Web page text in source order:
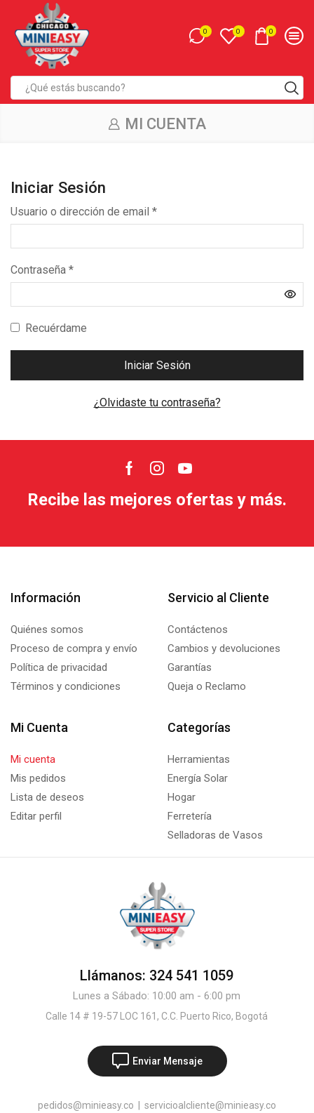
0 0 0
búsqueda
MI CUENTA
Iniciar Sesión
Usuario o dirección de email *Requerido
Contraseña *Requerido
Recuérdame
Iniciar Sesión
¿Olvidaste tu contraseña?
Facebook
Instagram
Youtube
Recibe las mejores ofertas y más.
Información
Quiénes somos
Proceso de compra y envío
Política de privacidad
Términos y condiciones
Servicio al Cliente
Contáctenos
Cambios y devoluciones
Garantías
Queja o Reclamo
Mi Cuenta
Mi cuenta
Mis pedidos
Lista de deseos
Editar perfil
Categorías
Herramientas
Energía Solar
Hogar
Ferretería
Selladoras de Vasos
Llámanos: 324 541 1059
Lunes a Sábado: 10:00 am - 6:00 pm
Calle 14 # 19-57 LOC 161, C.C. Puerto Rico, Bogotá
Enviar Mensaje
pedidos@minieasy.co servicioalcliente@minieasy.co